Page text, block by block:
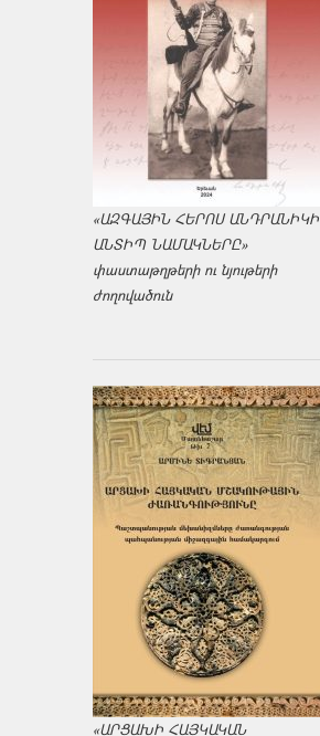
«ԱԶԳԱՅԻՆ ՀԵՐՈՍ ԱՆԴՐԱՆԻԿԻ
ԱՆՏԻՊ ՆԱՄԱԿՆԵՐԸ»
փաստաթղթերի ու նյութերի
ժողովածուն
«ԱՐՑԱԽԻ ՀԱՅԿԱԿԱՆ